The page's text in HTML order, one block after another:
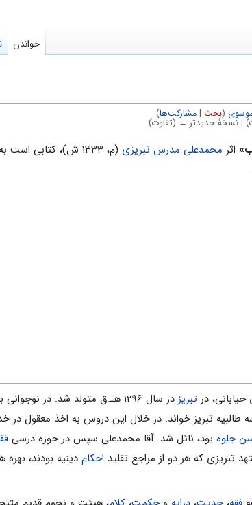
(بحث |مشارکت‌ها)
| نسخهٔ جدیدتر ← (تفاوت)
اثر محمدعلی مدرس تبریزی
(م، ۱۳۳۳ ش)، کتابی
در تبریز
در سال ۱۲۹۶ هـ.ق متولد شد. در
طالبیه تبریز خواند. در خلال این دروس به اخذ معقول
جلوه بود، نائل شد. آقا محمدعلی سپس در حوزه درسی
تبریزی که هر دو از مراجع تقلید احکام دینیه بودند،
خواندن